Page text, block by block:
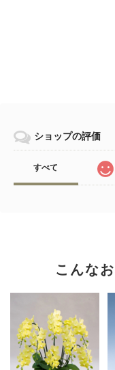
ショップの評価
すべて
こんな